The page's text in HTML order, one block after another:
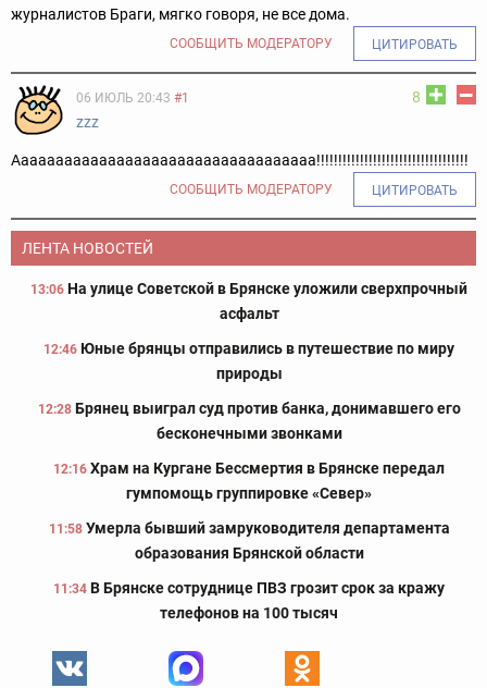
журналистов Браги, мягко говоря, не все дома.
СООБЩИТЬ МОДЕРАТОРУ ЦИТИРОВАТЬ
8
06 ИЮЛЬ 20:43 #1
zzz
Ааааааааааааааааааааааааааааааааааа!!!!!!!!!!!!!!!!!!!!!!!!!!!!!!!!!!!
СООБЩИТЬ МОДЕРАТОРУ ЦИТИРОВАТЬ
ЛЕНТА НОВОСТЕЙ
13:06 На улице Советской в Брянске уложили сверхпрочный
асфальт
12:46 Юные брянцы отправились в путешествие по миру
природы
12:28 Брянец выиграл суд против банка, донимавшего его
бесконечными звонками
12:16 Храм на Кургане Бессмертия в Брянске передал
гумпомощь группировке «Север»
11:58 Умерла бывший замруководителя департамента
образования Брянской области
11:34 В Брянске сотруднице ПВЗ грозит срок за кражу
телефонов на 100 тысяч